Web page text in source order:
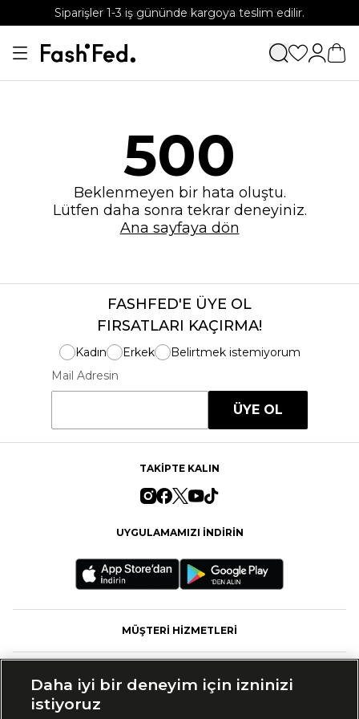
Siparişler 1-3 iş gününde kargoya teslim edilir.
APP'e özel %15 indirim kodu: APP15
500
Beklenmeyen bir hata oluştu.
Lütfen daha sonra tekrar deneyiniz.
Ana sayfaya dön
FASHFED'E ÜYE OL
FIRSATLARI KAÇIRMA!
Kadın Erkek
Belirtmek istemiyorum
Mail Adresin
ÜYE OL
TAKİPTE KALIN
UYGULAMAMIZI İNDİRİN
MÜŞTERİ HİZMETLERİ
Daha iyi bir deneyim için izninizi
istiyoruz